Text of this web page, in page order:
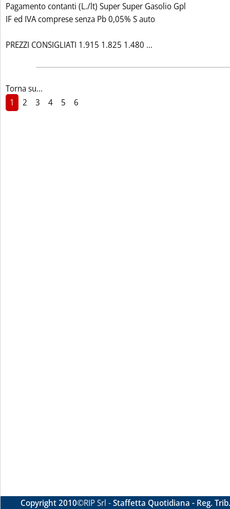
Pagamento contanti (L./lt) Super Super Gasolio Gpl
IF ed IVA comprese senza Pb 0,05% S auto
PREZZI CONSIGLIATI 1.915 1.825 1.480 ...
Torna su...
1
2 3 4 5 6
Copyright 2010©RIP Srl -Staffetta Quotidiana - Reg.